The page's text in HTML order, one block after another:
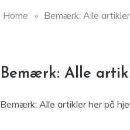
Home » Bemærk: Alle
Bemærk: Alle
Bemærk: Alle artikler her på